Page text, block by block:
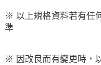
※ 以上規格資料若有任
準
※ 因改良而有變更時，